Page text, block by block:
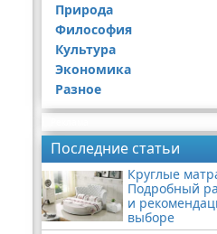
Природа
Философия
Культура
Экономика
Разное
Последние статьи
Круглые
Подробный
и
выборе